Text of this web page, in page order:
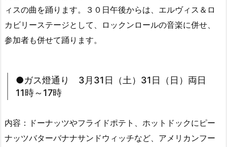
ィスの曲を踊ります。３０日午後からは、エルヴィス＆ロ
カビリーステージとして、ロックンロールの音楽に併せ、
参加者も併せて踊ります。
●ガス燈通り 3月31日（土）31日（日）両日
11時～17時
内容：ドーナッツやフライドポテト、ホットドックにピー
ナッツバターバナナサンドウィッチなど、アメリカンフー